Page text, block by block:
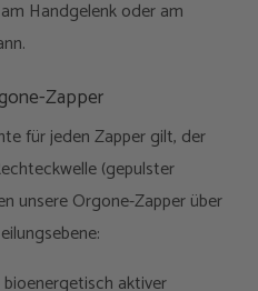
Handgelenk oder am
Zapper
für jeden Zapper gilt, der
(gepulster
unsere Orgone-Zapper über
aktiver